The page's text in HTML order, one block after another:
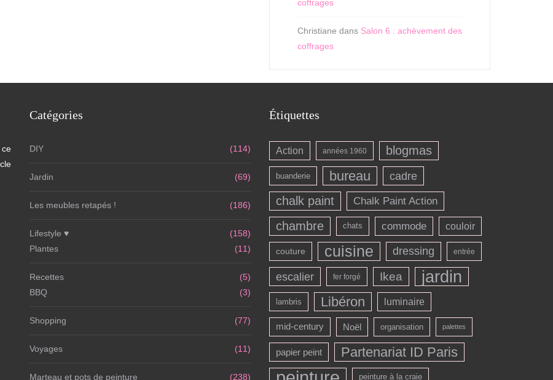
coffrages
Christiane dans Salon 6 : achèvement des
coffrages
Catégories
DIY (114)
Jardin (69)
Les meubles retapés ! (186)
Lifestyle ♥
(158)
Plantes
(11)
Recettes
(5)
BBQ
(3)
Shopping (77)
Voyages (11)
Marteau et pots de peinture (238)
Étiquettes
Action années 1960 blogmas
buanderie bureau cadre
chalk paint Chalk Paint Action
chambre chats commode couloir
couture cuisine dressing entrée
escalier fer forgé Ikea jardin
lambris Libéron luminaire
mid-century Noël organisation palettes
papier peint Partenariat ID Paris
peinture à la craie